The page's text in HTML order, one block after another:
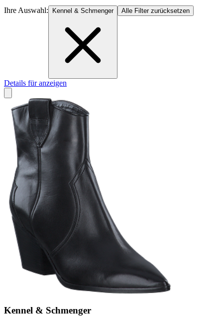
Ihre Auswahl: Kennel & Schmenger Alle Filter zurücksetzen
Details für anzeigen
Kennel & Schmenger